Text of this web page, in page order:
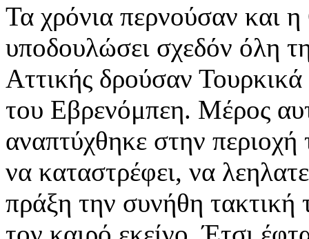
Τα χρόνια περνούσαν και
υποδουλώσει σχεδόν όλη
Αττικής δρούσαν Τουρκικά
του Εβρενόμπεη. Μέρος
αναπτύχθηκε στην
να καταστρέφει, να
πράξη την συνήθη